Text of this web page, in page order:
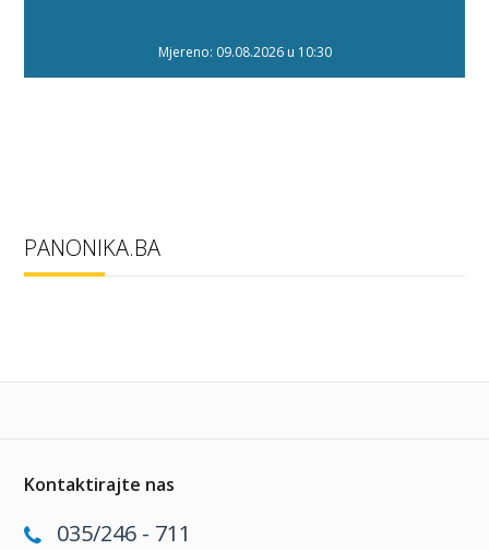
Mjereno: 09.08.2026 u 10:30
PANONIKA.BA
Kontaktirajte nas
035/246 - 711